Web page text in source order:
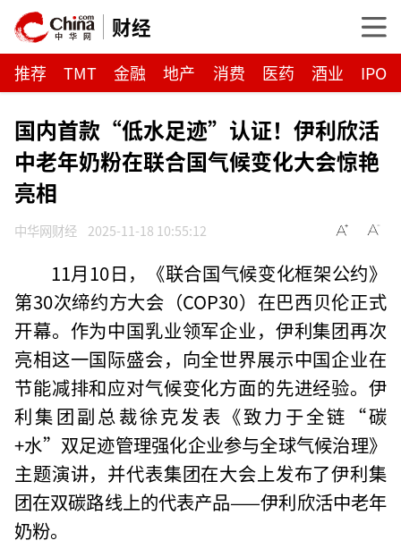
财经
推荐 TMT 金融 地产 消费 医药 酒业 IPO
国内首款“低水足迹”认证！伊利欣活
中老年奶粉在联合国气候变化大会惊艳
亮相
中华网财经 2025-11-18 10:55:12
11月10日，《联合国气候变化框架公约》
第30次缔约方大会（COP30）在巴西贝伦正式
开幕。作为中国乳业领军企业，伊利集团再次
亮相这一国际盛会，向全世界展示中国企业在
节能减排和应对气候变化方面的先进经验。伊
利集团副总裁徐克发表《致力于全链“碳
+水”双足迹管理强化企业参与全球气候治理》
主题演讲，并代表集团在大会上发布了伊利集
团在双碳路线上的代表产品——伊利欣活中老年
奶粉。